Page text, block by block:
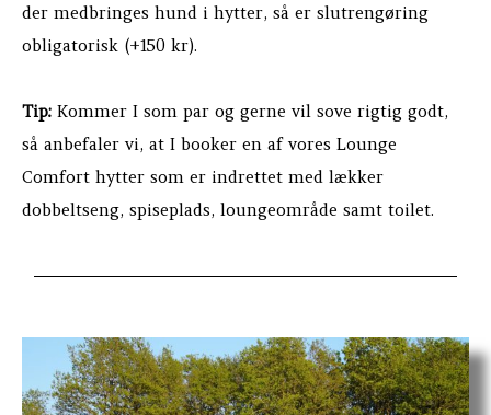
der medbringes hund i hytter, så er slutrengøring
obligatorisk (+150 kr).
Tip: Kommer I som par og gerne vil sove rigtig godt,
så anbefaler vi, at I booker en af vores Lounge
Comfort hytter som er indrettet med lækker
dobbeltseng, spiseplads, loungeområde samt toilet.